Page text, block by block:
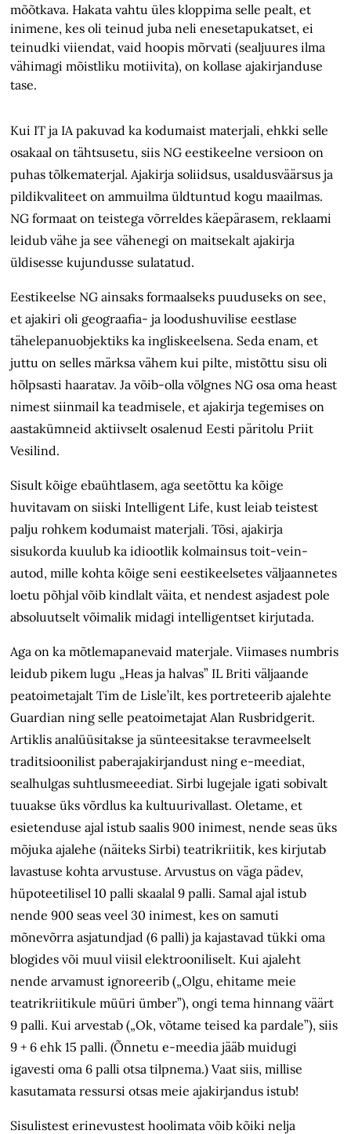
mõõtkava. Hakata vahtu üles kloppima selle pealt, et
inimene, kes oli teinud juba neli enesetapukatset, ei
teinudki viiendat, vaid hoopis mõrvati (sealjuures ilma
vähimagi mõistliku motiivita), on kollase ajakirjanduse
tase.
Kui IT ja IA pakuvad ka kodumaist materjali, ehkki selle
osakaal on tähtsusetu, siis NG eestikeelne versioon on
puhas tõlkematerjal. Ajakirja soliidsus, usaldusväärsus ja
pildikvaliteet on ammuilma üldtuntud kogu maailmas.
NG formaat on teistega võrreldes käepärasem, reklaami
leidub vähe ja see vähenegi on maitsekalt ajakirja
üldisesse kujundusse sulatatud.
Eestikeelse NG ainsaks formaalseks puuduseks on see,
et ajakiri oli geograafia- ja loodushuvilise eestlase
tähelepanuobjektiks ka ingliskeelsena. Seda enam, et
juttu on selles märksa vähem kui pilte, mistõttu sisu oli
hõlpsasti haaratav. Ja võib-olla võlgnes NG osa oma heast
nimest siinmail ka teadmisele, et ajakirja tegemises on
aastakümneid aktiivselt osalenud Eesti päritolu Priit
Vesilind.
Sisult kõige ebaühtlasem, aga seetõttu ka kõige
huvitavam on siiski Intelligent Life, kust leiab teistest
palju rohkem kodumaist materjali. Tõsi, ajakirja
sisukorda kuulub ka idiootlik kolmainsus toit-vein-
autod, mille kohta kõige seni eestikeelsetes väljaannetes
loetu põhjal võib kindlalt väita, et nendest asjadest pole
absoluutselt võimalik midagi intelligentset kirjutada.
Aga on ka mõtlemapanevaid materjale. Viimases numbris
leidub pikem lugu „Heas ja halvas” IL Briti väljaande
peatoimetajalt Tim de Lisle’ilt, kes portreteerib ajalehte
Guardian ning selle peatoimetajat Alan Rusbridgerit.
Artiklis analüüsitakse ja sünteesitakse teravmeelselt
traditsioonilist paberajakirjandust ning e-meediat,
sealhulgas suhtlusmeeediat. Sirbi lugejale igati sobivalt
tuuakse üks võrdlus ka kultuurivallast. Oletame, et
esietenduse ajal istub saalis 900 inimest, nende seas üks
mõjuka ajalehe (näiteks Sirbi) teatrikriitik, kes kirjutab
lavastuse kohta arvustuse. Arvustus on väga pädev,
hüpoteetilisel 10 palli skaalal 9 palli. Samal ajal istub
nende 900 seas veel 30 inimest, kes on samuti
mõnevõrra asjatundjad (6 palli) ja kajastavad tükki oma
blogides või muul viisil elektrooniliselt. Kui ajaleht
nende arvamust ignoreerib („Olgu, ehitame meie
teatrikriitikule müüri ümber”), ongi tema hinnang väärt
9 palli. Kui arvestab („Ok, võtame teised ka pardale”), siis
9 + 6 ehk 15 palli. (Õnnetu e-meedia jääb muidugi
igavesti oma 6 palli otsa tilpnema.) Vaat siis, millise
kasutamata ressursi otsas meie ajakirjandus istub!
Sisulistest erinevustest hoolimata võib kõiki nelja